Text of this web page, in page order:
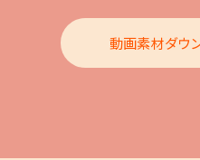
動画素材ダウ